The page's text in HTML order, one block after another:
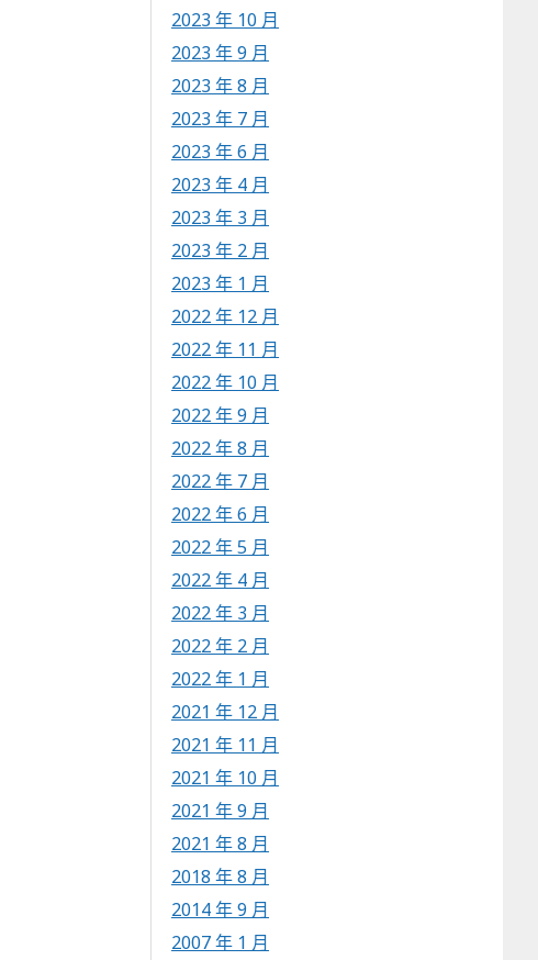
2023 年 10 月
2023 年 9 月
2023 年 8 月
2023 年 7 月
2023 年 6 月
2023 年 4 月
2023 年 3 月
2023 年 2 月
2023 年 1 月
2022 年 12 月
2022 年 11 月
2022 年 10 月
2022 年 9 月
2022 年 8 月
2022 年 7 月
2022 年 6 月
2022 年 5 月
2022 年 4 月
2022 年 3 月
2022 年 2 月
2022 年 1 月
2021 年 12 月
2021 年 11 月
2021 年 10 月
2021 年 9 月
2021 年 8 月
2018 年 8 月
2014 年 9 月
2007 年 1 月